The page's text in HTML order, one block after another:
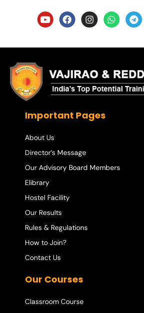
Important Pages
About Us
Director’s Message
Our Advisory Board Members
Elibrary
Hostel Facility
Our Results
Rules & Regulations
How to Join?
Contact Us
Our Courses
Classroom Course